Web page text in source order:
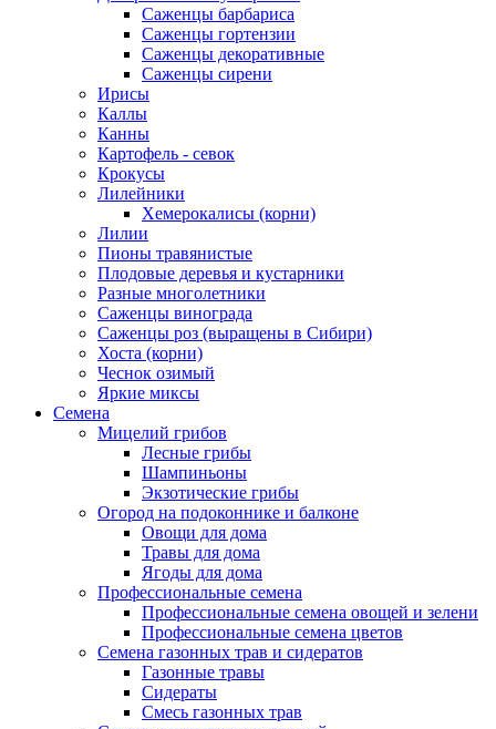
Саженцы барбариса
Саженцы гортензии
Саженцы декоративные
Саженцы сирени
Ирисы
Каллы
Канны
Картофель - севок
Крокусы
Лилейники
Хемерокалисы (корни)
Лилии
Пионы травянистые
Плодовые деревья и кустарники
Разные многолетники
Саженцы винограда
Саженцы роз (выращены в Сибири)
Хоста (корни)
Чеснок озимый
Яркие миксы
Семена
Мицелий грибов
Лесные грибы
Шампиньоны
Экзотические грибы
Огород на подоконнике и балконе
Овощи для дома
Травы для дома
Ягоды для дома
Профессиональные семена
Профессиональные семена овощей и зелени
Профессиональные семена цветов
Семена газонных трав и сидератов
Газонные травы
Сидераты
Смесь газонных трав